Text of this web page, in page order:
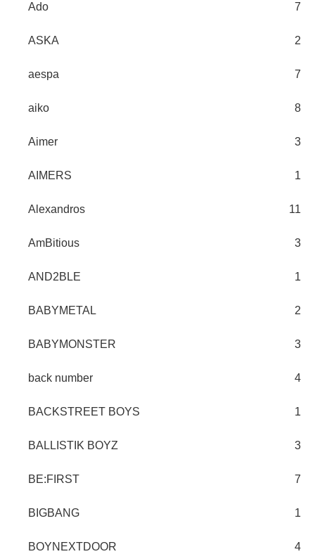
Ado 7
ASKA 2
aespa 7
aiko 8
Aimer 3
AIMERS 1
Alexandros 11
AmBitious 3
AND2BLE 1
BABYMETAL 2
BABYMONSTER 3
back number 4
BACKSTREET BOYS 1
BALLISTIK BOYZ 3
BE:FIRST 7
BIGBANG 1
BOYNEXTDOOR 4